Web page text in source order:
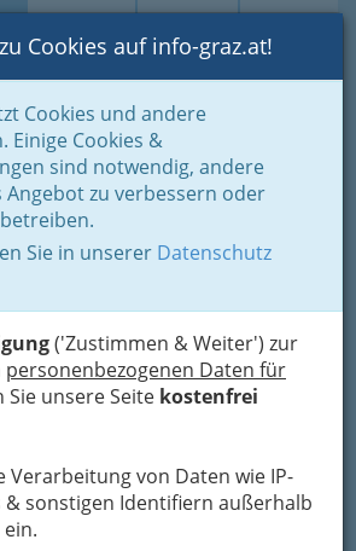
Suche Login Toggle
Cookies auf info-graz.at!
Cookies und andere
Einige Cookies &
sind notwendig, andere
Angebot zu verbessern oder
Sie in unserer Datenschutz
('Zustimmen & Weiter') zur
personenbezogenen Daten für
Sie unsere Seite kostenfrei
Verarbeitung von Daten wie IP-
& sonstigen Identifiern außerhalb
ein.
Gewerbe, Handwerk, Banken
Güterbeförderungs-Gewerbe
KFZ
& Co.
m.b.H.
8053 Graz-Neuhart
12
Maps anschauen